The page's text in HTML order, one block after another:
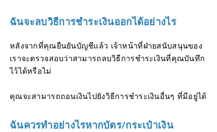
ฉันจะลบวิธีการชำระเงินออกได้อย่างไร
หลังจากที่คุณยืนยันบัญชีแล้ว เจ้าหน้าที่ฝ่ายสนับสนุนของ
เราจะตรวจสอบว่าสามารถลบวิธีการชำระเงินที่คุณบันทึก
ไว้ได้หรือไม่
คุณจะสามารถถอนเงินไปยังวิธีการชำระเงินอื่นๆ ที่มีอยู่ได้
ฉันควรทำอย่างไรหากบัตร/กระเป๋าเงิน